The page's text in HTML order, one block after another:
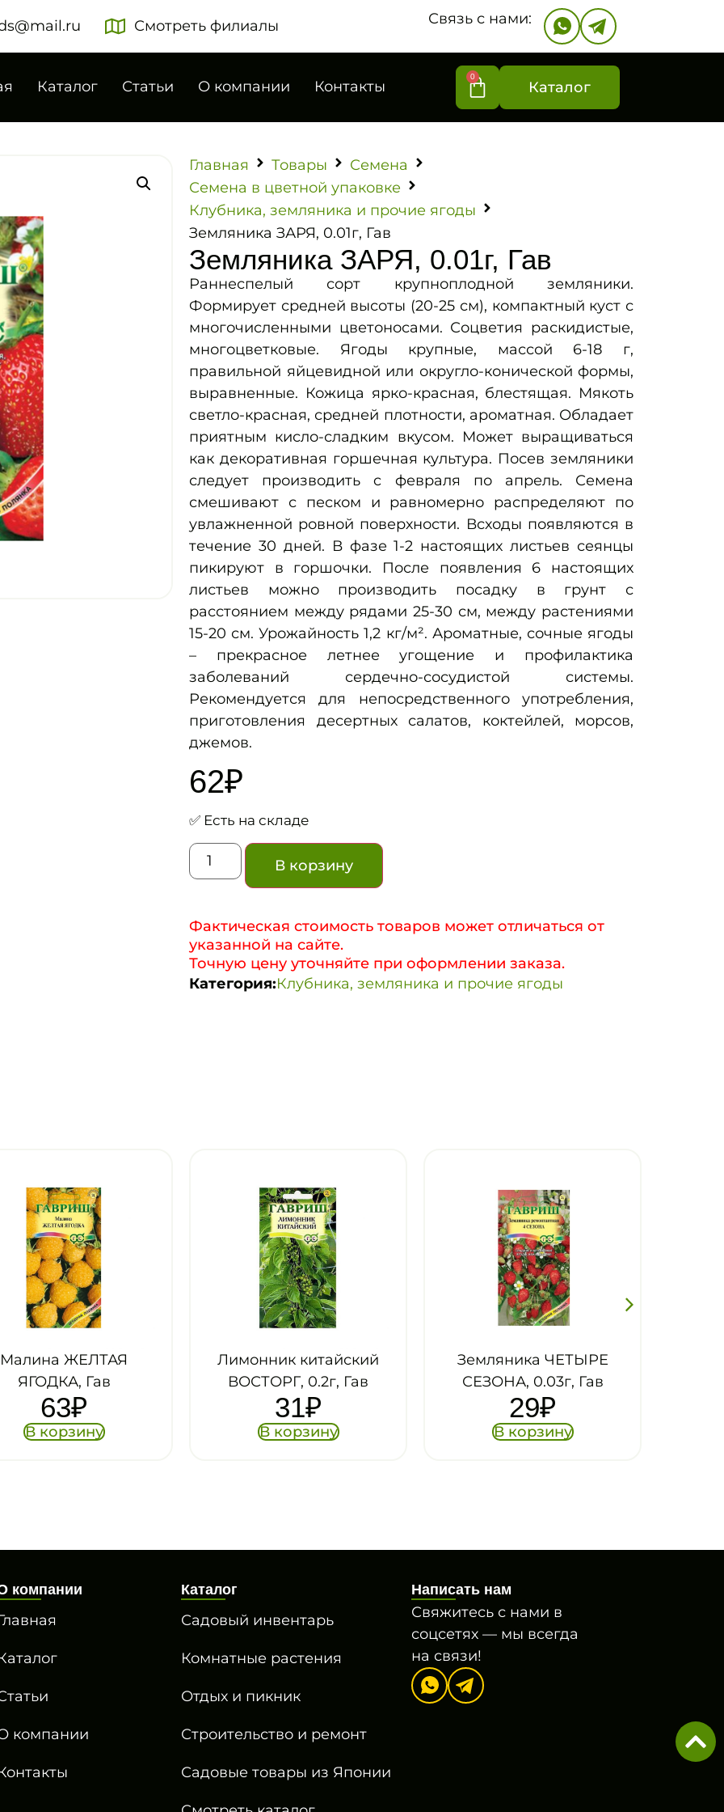
Смотреть филиалы Связь с нами:
Каталог Статьи О компании Контакты
0
Каталог
Главная Товары
Семена
Семена в цветной упаковке
Клубника, земляника и прочие ягоды
Земляника ЗАРЯ, 0.01г, Гав
Земляника ЗАРЯ, 0.01г, Гав
Раннеспелый сорт крупноплодной земляники.
Формирует средней высоты (20-25 см), компактный куст с
многочисленными цветоносами. Соцветия раскидистые,
многоцветковые. Ягоды крупные, массой 6-18 г,
правильной яйцевидной или округло-конической формы,
выравненные. Кожица ярко-красная, блестящая. Мякоть
светло-красная, средней плотности, ароматная. Обладает
приятным кисло-сладким вкусом. Может выращиваться
как декоративная горшечная культура. Посев земляники
следует производить c февраля по апрель. Семена
смешивают с песком и равномерно распределяют по
увлажненной ровной поверхности. Всходы появляются в
течение 30 дней. В фазе 1-2 настоящих листьев сеянцы
пикируют в горшочки. После появления 6 настоящих
листьев можно производить посадку в грунт с
расстоянием между рядами 25-30 см, между растениями
15-20 см. Урожайность 1,2 кг/м². Ароматные, сочные ягоды
– прекрасное летнее угощение и профилактика
заболеваний сердечно-сосудистой системы.
Рекомендуется для непосредственного употребления,
приготовления десертных салатов, коктейлей, морсов,
джемов.
62₽
✅ Есть на складе
В корзину
Фактическая стоимость товаров может отличаться от
указанной на сайте.
Точную цену уточняйте при оформлении заказа.
Категория:Клубника, земляника и прочие ягоды
Лимонник китайский
ВОСТОРГ, 0.2г, Гав
31₽
В корзину
Земляника ЧЕТЫРЕ
СЕЗОНА, 0.03г, Гав
29₽
В корзину
Земляника ХОЛИДЕЙ,
0.03г, Гав
29₽
В корзину
компании
компании
Каталог
Садовый инвентарь
Комнатные растения
Отдых и пикник
Строительство и ремонт
Садовые товары из Японии
Написать нам
Свяжитесь с нами в
соцсетях — мы всегда
на связи!